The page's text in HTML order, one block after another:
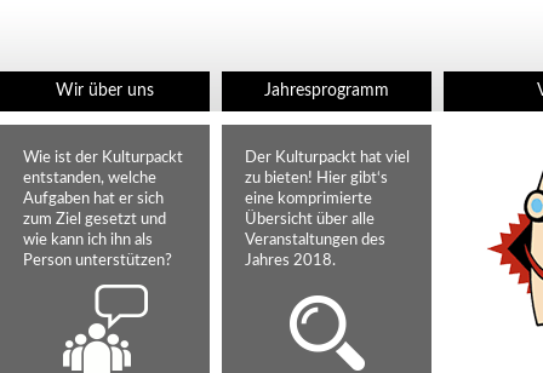
Wir über uns Jahresprogramm
Wie ist der Kulturpackt
entstanden, welche
Aufgaben hat er sich
zum Ziel gesetzt und
wie kann ich ihn als
Person unterstützen?
Der Kulturpackt hat viel
zu bieten! Hier gibt‘s
eine komprimierte
Übersicht über alle
Veranstaltungen des
Jahres 2018.